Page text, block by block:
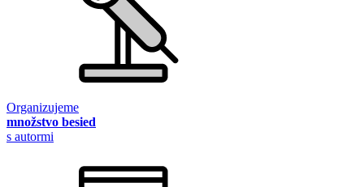
Organizujeme
množstvo besied
s autormi